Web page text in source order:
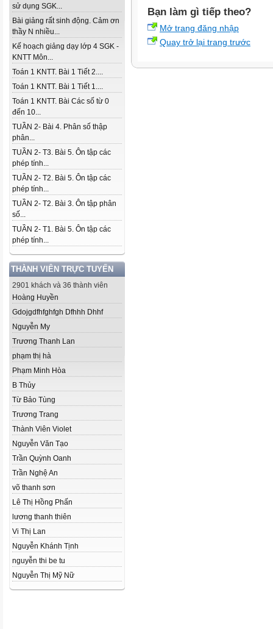
sử dụng SGK...
Bài giảng rất sinh động. Cảm ơn
thầy N nhiều...
Kế hoạch giảng dạy lớp 4 SGK -
KNTT Môn...
Toán 1 KNTT. Bài 1 Tiết 2....
Toán 1 KNTT. Bài 1 Tiết 1....
Toán 1 KNTT. Bài Các số từ 0
đến 10...
TUẦN 2- Bài 4. Phân số thập
phân...
TUẦN 2- T3. Bài 5. Ôn tập các
phép tính...
TUẦN 2- T2. Bài 5. Ôn tập các
phép tính...
TUẦN 2- T2. Bài 3. Ôn tập phân
số...
TUẦN 2- T1. Bài 5. Ôn tập các
phép tính...
THÀNH VIÊN TRỰC TUYẾN
2901 khách và 36 thành viên
Hoàng Huyền
Gdojgdfhfghfgh Dfhhh Dhhf
Nguyễn My
Trương Thanh Lan
phạm thị hà
Phạm Minh Hòa
B Thủy
Từ Bảo Tùng
Trương Trang
Thành Viên Violet
Nguyễn Văn Tạo
Trần Quỳnh Oanh
Trần Nghệ An
võ thanh sơn
Lê Thị Hồng Phấn
lương thanh thiên
Vi Thị Lan
Nguyễn Khánh Tịnh
nguyễn thi be tu
Nguyễn Thị Mỹ Nữ
Bạn làm gì tiếp theo?
Mở trang đăng nhập
Quay trở lại trang trước